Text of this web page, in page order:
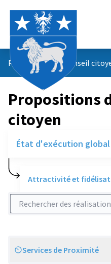
Propositions du conseil
Propositions
citoyen
État d'exécution global
Attractivité et
Rechercher des réalisations
Scope
Services de Proximité